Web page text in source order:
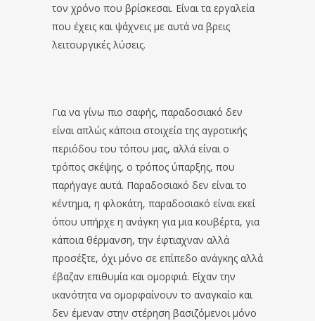
τον χρόνο που βρίσκεσαι. Είναι τα εργαλεία
που έχεις και ψάχνεις με αυτά να βρεις
λειτουργικές λύσεις.
Για να γίνω πιο σαφής, παραδοσιακό δεν
είναι απλώς κάποια στοιχεία της αγροτικής
περιόδου του τόπου μας, αλλά είναι ο
τρόπος σκέψης, ο τρόπος ύπαρξης, που
παρήγαγε αυτά. Παραδοσιακό δεν είναι το
κέντημα, η φλοκάτη, παραδοσιακό είναι εκεί
όπου υπήρχε η ανάγκη για μια κουβέρτα, για
κάποια θέρμανση, την έφτιαχναν αλλά
προσέξτε, όχι μόνο σε επίπεδο ανάγκης αλλά
έβαζαν επιθυμία και ομορφιά. Είχαν την
ικανότητα να ομορφαίνουν το αναγκαίο και
δεν έμεναν στην στέρηση βασιζόμενοι μόνο